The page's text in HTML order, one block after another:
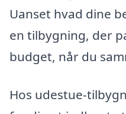
Uanset hvad dine
en tilbygning, der
budget, når du
Hos udestue-